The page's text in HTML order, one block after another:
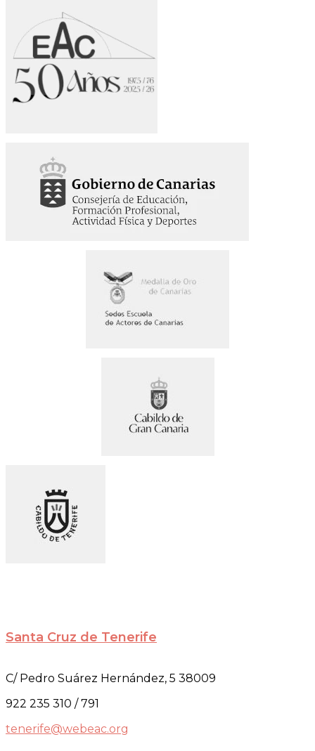
Santa Cruz de Tenerife
C/ Pedro Suárez Hernández, 5 38009
922 235 310 / 791
tenerife@webeac.org